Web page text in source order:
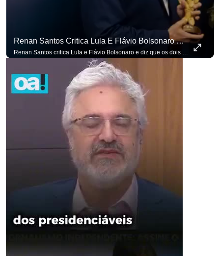
Renan Santos Critica Lula E Flávio Bolsonaro E Diz Que Os Dois São Lados Da Mesma Moeda.
Renan Santos critica Lula e Flávio Bolsonaro e diz que os dois são lados da mesma moeda. #OAntagonista Se você busca informação com credibilidade, inscreva-se agora e ative o